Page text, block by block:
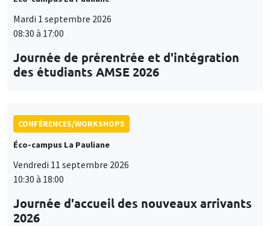
Mardi 1 septembre 2026
08:30 à 17:00
Journée de prérentrée et d'intégration
des étudiants AMSE 2026
CONFÉRENCES/WORKSHOPS
Éco-campus La Pauliane
Vendredi 11 septembre 2026
10:30 à 18:00
Journée d'accueil des nouveaux arrivants
2026